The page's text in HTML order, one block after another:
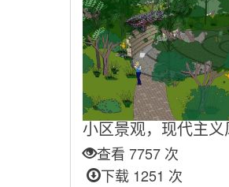
小区景观，现代主义
查看 7757 次
下载 1251 次